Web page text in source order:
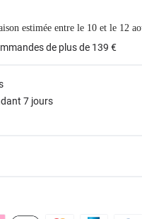
estimée entre le 10 et le 12
de plus de 139 €
7 jours